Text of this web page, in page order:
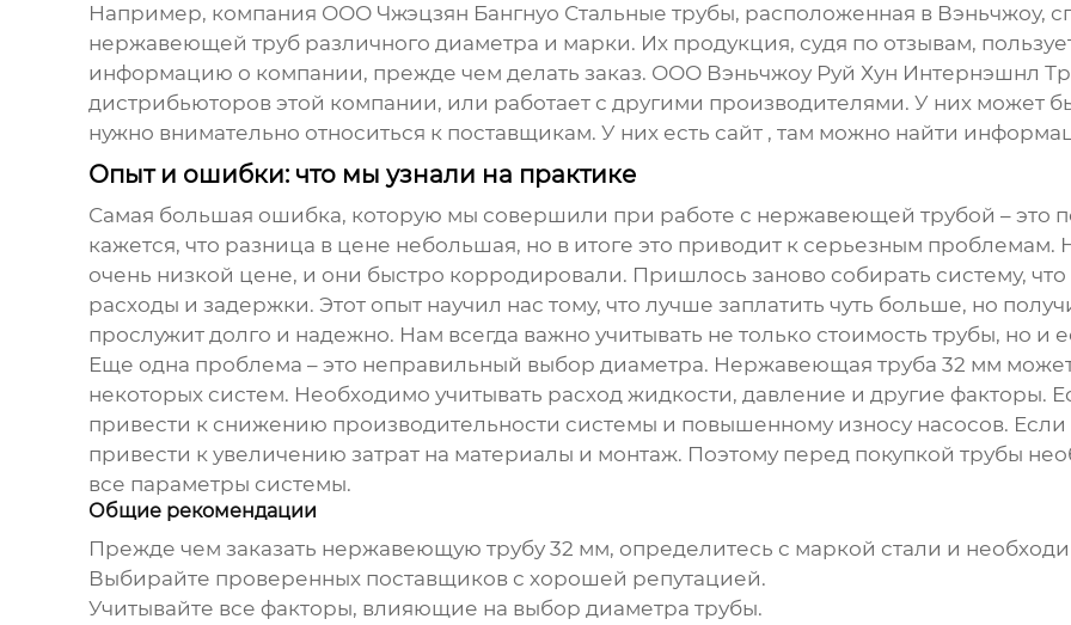
Например, компания ООО Чжэцзян Бангнуо Стальные трубы, расположенная в Вэньчжоу,
нержавеющей трубразличного диаметра и марки. Их продукция, судя по отзывам,
информацию о компании, прежде чем делать заказ. ООО Вэньчжоу Руй Хун Интернэшнл
дистрибьюторов этой компании, или работает с другими производителями. У них может
нужно внимательно относиться к поставщикам. У них есть сайт , там можно найти
Опыт и ошибки: что мы узнали на практике
Самая большая ошибка, которую мы совершили при работе с нержавеющей трубой – это
кажется, что разница в цене небольшая, но в итоге это приводит к серьезным
очень низкой цене, и они быстро корродировали. Пришлось заново собирать систему,
расходы и задержки. Этот опыт научил нас тому, что лучше заплатить чуть больше, но
прослужит долго и надежно. Нам всегда важно учитывать не только стоимость трубы, но и
Еще одна проблема – это неправильный выбор диаметра. Нержавеющая труба 32 мм
некоторых систем. Необходимо учитывать расход жидкости, давление и другие факторы.
привести к снижению производительности системы и повышенному износу насосов.
привести к увеличению затрат на материалы и монтаж. Поэтому перед покупкой трубы
все параметры системы.
Общие рекомендации
Прежде чем заказать нержавеющую трубу 32 мм, определитесь с маркой стали и
Выбирайте проверенных поставщиков с хорошей репутацией.
Учитывайте все факторы, влияющие на выбор диаметра трубы.